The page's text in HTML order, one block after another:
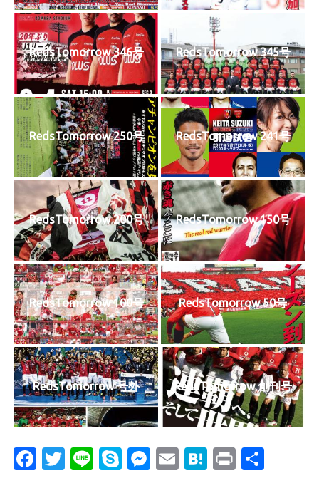
RedsTomorrow 346号 RedsTomorrow 345号
RedsTomorrow 250号 RedsTomorrow 241号
RedsTomorrow 200号 RedsTomorrow 150号
RedsTomorrow 100号 RedsTomorrow 50号
RedsTomorrow 号外 RedsTomorrow 創刊号
Facebook
Twitter
LineSkypeMessenger
EmailHatena
Print